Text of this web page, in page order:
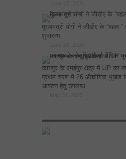
मुख्यमंत्री योगी ने जीडीए के “पहल ”
शुभारम्भ
कानपुर के रमईपुर क्षेत्र में UP का
प्रथम चरण में 26 औद्योगिक भूखंड
आवंटन हेतु उपलब्ध